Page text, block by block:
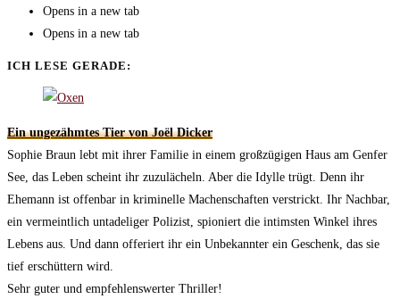
Opens in a new tab
Opens in a new tab
ICH LESE GERADE:
Ein ungezähmtes Tier von Joël Dicker
Sophie Braun lebt mit ihrer Familie in einem großzügigen Haus am Genfer
See, das Leben scheint ihr zuzulächeln. Aber die Idylle trügt. Denn ihr
Ehemann ist offenbar in kriminelle Machenschaften verstrickt. Ihr Nachbar,
ein vermeintlich untadeliger Polizist, spioniert die intimsten Winkel ihres
Lebens aus. Und dann offeriert ihr ein Unbekannter ein Geschenk, das sie
tief erschüttern wird.
Sehr guter und empfehlenswerter Thriller!